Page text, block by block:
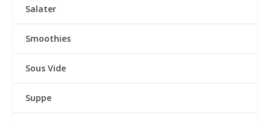
Salater
Smoothies
Sous Vide
Suppe